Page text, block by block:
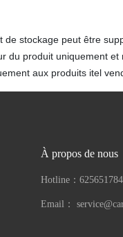
stockage peut être
du produit uniquement et
aux produits itel
À propos de nous
Hotline： 625651784
Email：